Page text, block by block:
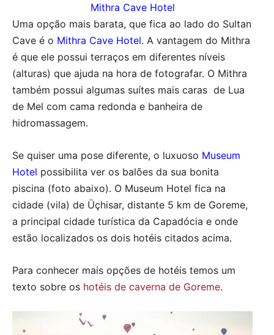
Mithra Cave Hotel
Uma opção mais barata, que fica ao lado do Sultan
Cave é o Mithra Cave Hotel. A vantagem do Mithra
é que ele possui terraços em diferentes níveis
(alturas) que ajuda na hora de fotografar. O Mithra
também possui algumas suítes mais caras de Lua
de Mel com cama redonda e banheira de
hidromassagem.
Se quiser uma pose diferente, o luxuoso Museum
Hotel possibilita ver os balões da sua bonita
piscina (foto abaixo). O Museum Hotel fica na
cidade (vila) de Üçhisar, distante 5 km de Goreme,
a principal cidade turística da Capadócia e onde
estão localizados os dois hotéis citados acima.
Para conhecer mais opções de hotéis temos um
texto sobre os hotéis de caverna de Goreme.